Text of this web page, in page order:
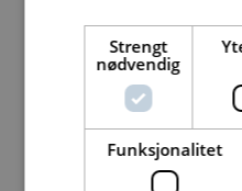
Det er grunnen til at
vårt innkjøp av
fokuserer på å tilby
kantiner – både når
grønnere
Strengt
nødvendig
Funksjonalitet